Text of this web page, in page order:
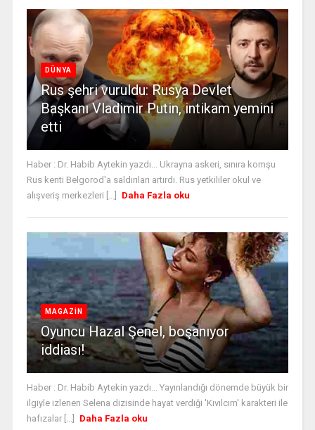
DÜNYA
Rus şehri vuruldu: Rusya Devlet
Başkanı Vladimir Putin, intikam yemini
etti
Haber : Dr. Habib Aytekin yazdı... Ukrayna askeri, sınıra komşu
Rus kenti Belgorod'a saldırıları artırdı. Rus yetkililer okul ve
alışveriş merkezleri [...]
Daha Fazla oku
MAGAZİN
Oyuncu Hazal Şenel, boşanıyor
iddiası!
Haber : Dr. Habib Aytekin yazdı... Yayınlandığı dönemde büyük bir
ilgiyle izlenen Selena dizisinde hayat verdiği 'Kıvılcım' karakteri ile
hafızalar [...]
Daha Fazla oku